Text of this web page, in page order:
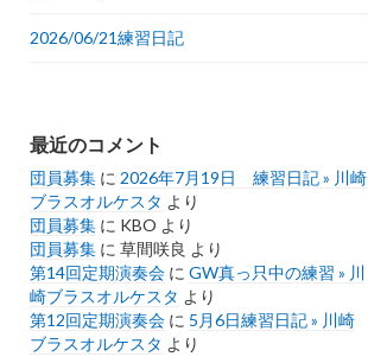
2026/06/21練習日記
最近のコメント
団員募集 に 2026年7月19日 練習日記 » 川崎
ブラスオルケスタ より
団員募集 に KBO より
団員募集 に 草間咲良 より
第14回定期演奏会 に GW真っ只中の練習 » 川
崎ブラスオルケスタ より
第12回定期演奏会 に 5月6日練習日記 » 川崎
ブラスオルケスタ より